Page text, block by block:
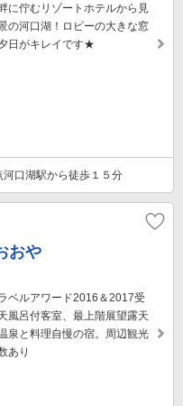
に佇むリゾートホテルから見
の河口湖！ロビーの大きな窓
日がキレイです★
口湖駅から徒歩１５分
おや
ベルアワード2016＆2017受
風呂付客室、最上階展望露天
泉と料理自慢の宿。周辺観光
あり